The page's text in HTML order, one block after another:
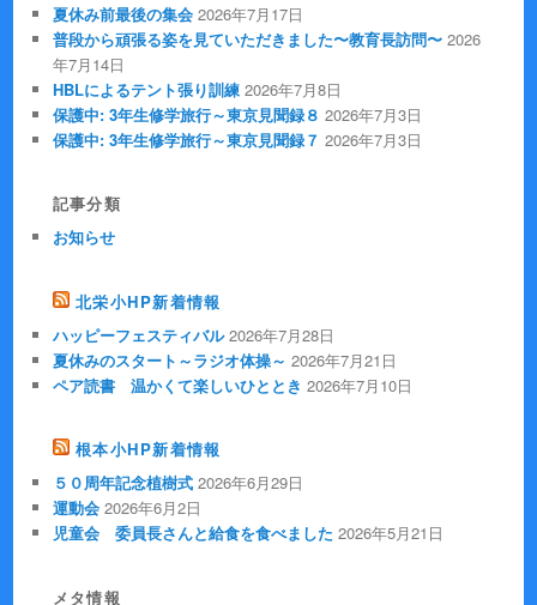
夏休み前最後の集会 2026年7月17日
普段から頑張る姿を見ていただきました〜教育長訪問〜 2026
年7月14日
HBLによるテント張り訓練 2026年7月8日
保護中: 3年生修学旅行～東京見聞録８ 2026年7月3日
保護中: 3年生修学旅行～東京見聞録７ 2026年7月3日
記事分類
お知らせ
北栄小HP新着情報
ハッピーフェスティバル 2026年7月28日
夏休みのスタート～ラジオ体操～ 2026年7月21日
ペア読書 温かくて楽しいひととき 2026年7月10日
根本小HP新着情報
５０周年記念植樹式 2026年6月29日
運動会 2026年6月2日
児童会 委員長さんと給食を食べました 2026年5月21日
メタ情報